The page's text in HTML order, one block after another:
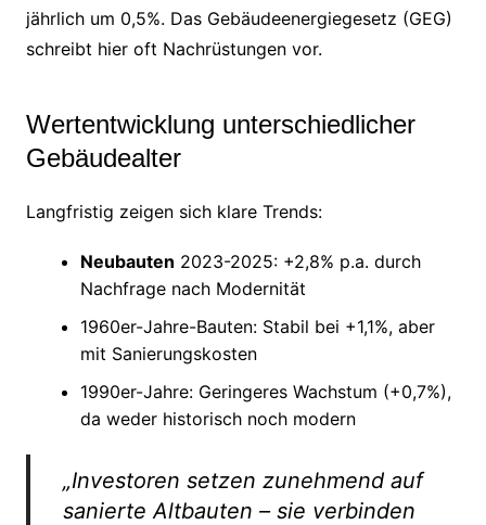
jährlich um 0,5%. Das Gebäudeenergiegesetz (GEG)
schreibt hier oft Nachrüstungen vor.
Wertentwicklung unterschiedlicher
Gebäudealter
Langfristig zeigen sich klare Trends:
Neubauten 2023-2025: +2,8% p.a. durch
Nachfrage nach Modernität
1960er-Jahre-Bauten: Stabil bei +1,1%, aber
mit Sanierungskosten
1990er-Jahre: Geringeres Wachstum (+0,7%),
da weder historisch noch modern
„Investoren setzen zunehmend auf
sanierte Altbauten – sie verbinden